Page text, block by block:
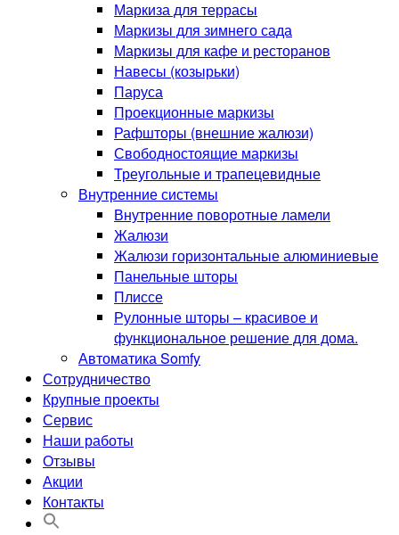
Маркиза для террасы
Маркизы для зимнего сада
Маркизы для кафе и ресторанов
Навесы (козырьки)
Паруса
Проекционные маркизы
Рафшторы (внешние жалюзи)
Свободностоящие маркизы
Треугольные и трапецевидные
Внутренние системы
Внутренние поворотные ламели
Жалюзи
Жалюзи горизонтальные алюминиевые
Панельные шторы
Плиссе
Рулонные шторы – красивое и
функциональное решение для дома.
Автоматика Somfy
Сотрудничество
Крупные проекты
Сервис
Наши работы
Отзывы
Акции
Контакты
Search